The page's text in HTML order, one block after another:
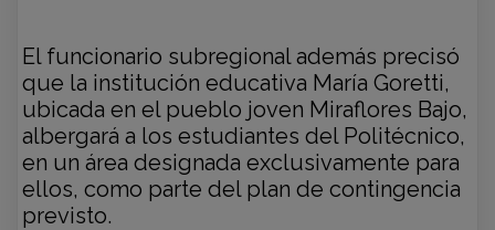
El funcionario subregional además precisó
que la institución educativa María Goretti,
ubicada en el pueblo joven Miraflores Bajo,
albergará a los estudiantes del Politécnico,
en un área designada exclusivamente para
ellos, como parte del plan de contingencia
previsto.